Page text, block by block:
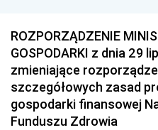
ROZPORZĄDZENIE
GOSPODARKI z dnia 29
zmieniające
szczegółowych zasad
gospodarki finansowej
Funduszu Zdrowia